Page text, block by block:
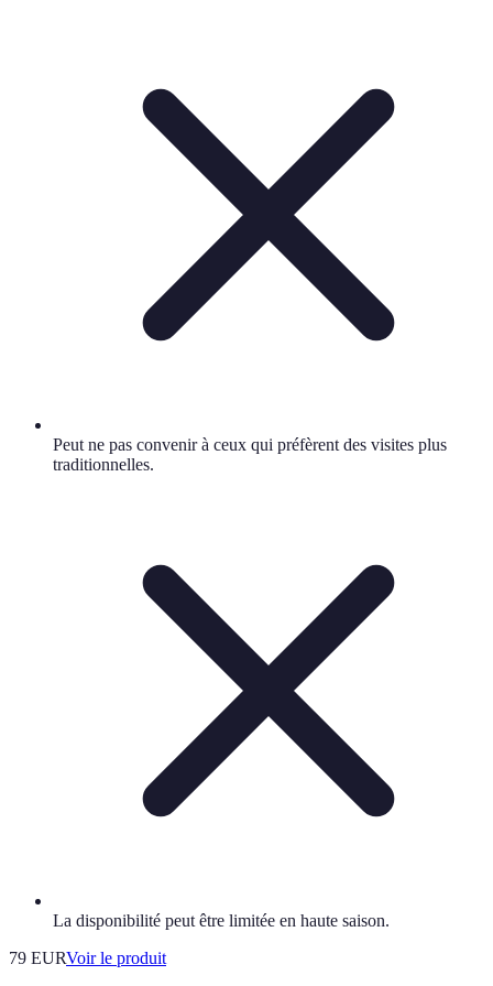
Peut ne pas convenir à ceux qui préfèrent des visites plus
traditionnelles.
La disponibilité peut être limitée en haute saison.
79 EURVoir le produit